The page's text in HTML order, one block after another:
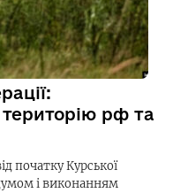
рф та
початку Курської
і виконанням